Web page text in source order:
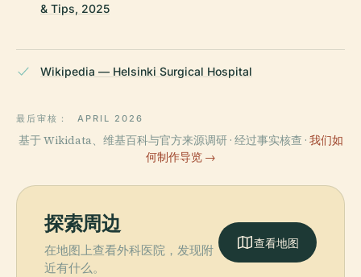
& Tips, 2025
Wikipedia — Helsinki Surgical Hospital
最后审核： APRIL 2026
基于 Wikidata、维基百科与官方来源调研 · 经过事实核查 · 我们如
何制作导览 →
探索周边
在地图上查看外科医院，发现附
近有什么。
查看地图